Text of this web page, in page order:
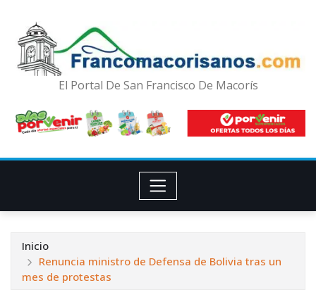
El Portal De San Francisco De Macorís
Inicio
Renuncia ministro de Defensa de Bolivia tras un
mes de protestas